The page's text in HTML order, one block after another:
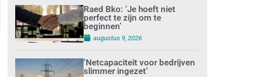
Raed Bko: ‘Je hoeft niet
perfect te zijn om te
beginnen’
augustus 9, 2026
‘Netcapaciteit voor bedrijven
slimmer ingezet’